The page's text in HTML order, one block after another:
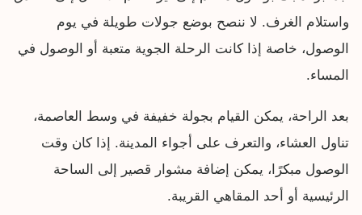
واستلام الغرف. لا ننصح بوضع جولات طويلة في يوم
الوصول، خاصة إذا كانت الرحلة الجوية متعبة أو الوصول في
المساء.
بعد الراحة، يمكن القيام بجولة خفيفة في وسط العاصمة،
تناول العشاء، والتعرف على أجواء المدينة. إذا كان وقت
الوصول مبكرًا، يمكن إضافة مشوار قصير إلى الساحة
الرئيسية أو أحد المقاهي القريبة.